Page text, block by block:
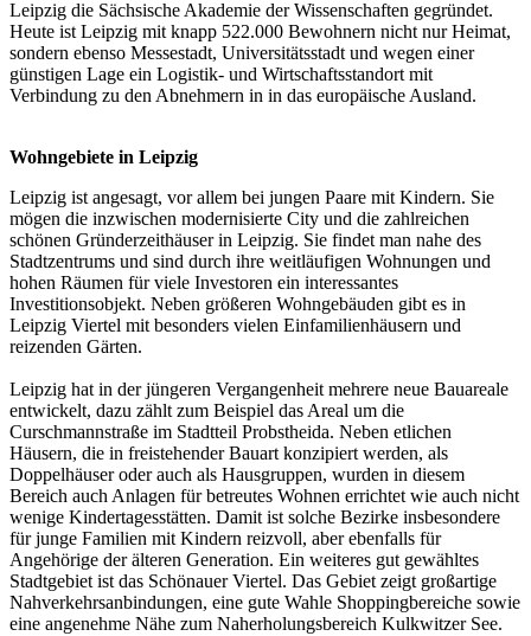
Leipzig die Sächsische Akademie der Wissenschaften gegründet.
Heute ist Leipzig mit knapp 522.000 Bewohnern nicht nur Heimat,
sondern ebenso Messestadt, Universitätsstadt und wegen einer
günstigen Lage ein Logistik- und Wirtschaftsstandort mit
Verbindung zu den Abnehmern in in das europäische Ausland.
Wohngebiete in Leipzig
Leipzig ist angesagt, vor allem bei jungen Paare mit Kindern. Sie
mögen die inzwischen modernisierte City und die zahlreichen
schönen Gründerzeithäuser in Leipzig. Sie findet man nahe des
Stadtzentrums und sind durch ihre weitläufigen Wohnungen und
hohen Räumen für viele Investoren ein interessantes
Investitionsobjekt. Neben größeren Wohngebäuden gibt es in
Leipzig Viertel mit besonders vielen Einfamilienhäusern und
reizenden Gärten.
Leipzig hat in der jüngeren Vergangenheit mehrere neue Bauareale
entwickelt, dazu zählt zum Beispiel das Areal um die
Curschmannstraße im Stadtteil Probstheida. Neben etlichen
Häusern, die in freistehender Bauart konzipiert werden, als
Doppelhäuser oder auch als Hausgruppen, wurden in diesem
Bereich auch Anlagen für betreutes Wohnen errichtet wie auch nicht
wenige Kindertagesstätten. Damit ist solche Bezirke insbesondere
für junge Familien mit Kindern reizvoll, aber ebenfalls für
Angehörige der älteren Generation. Ein weiteres gut gewähltes
Stadtgebiet ist das Schönauer Viertel. Das Gebiet zeigt großartige
Nahverkehrsanbindungen, eine gute Wahle Shoppingbereiche sowie
eine angenehme Nähe zum Naherholungsbereich Kulkwitzer See.